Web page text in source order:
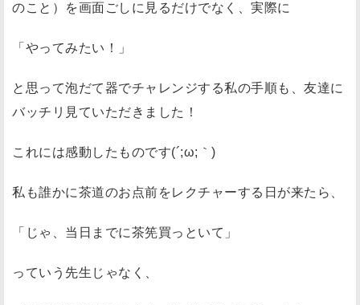
のこと）を画面ごしに見るだけでなく、実際に
「やってみたい！」
と思って泡だて器でチャレンジする私の手順も、友達に
バッチリ見ていただきました！
これには感動したものです(´;ω;｀)
私も誰かに茶道のお点前をレクチャーする日が来たら、
「じゃ、当日までに茶筅買っといて」
っていう先生じゃなく、